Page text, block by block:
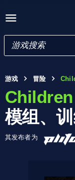
游戏 冒险
模组、
其发布者为